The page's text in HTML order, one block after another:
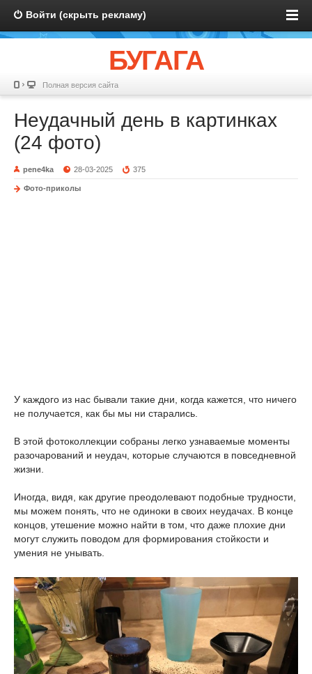
Войти (скрыть рекламу)
БУГАГА
Полная версия сайта
Неудачный день в картинках
(24 фото)
pene4ka 28-03-2025 375
Фото-приколы
У каждого из нас бывали такие дни, когда кажется, что ничего
не получается, как бы мы ни старались.
В этой фотоколлекции собраны легко узнаваемые моменты
разочарований и неудач, которые случаются в повседневной
жизни.
Иногда, видя, как другие преодолевают подобные трудности,
мы можем понять, что не одиноки в своих неудачах. В конце
концов, утешение можно найти в том, что даже плохие дни
могут служить поводом для формирования стойкости и
умения не унывать.